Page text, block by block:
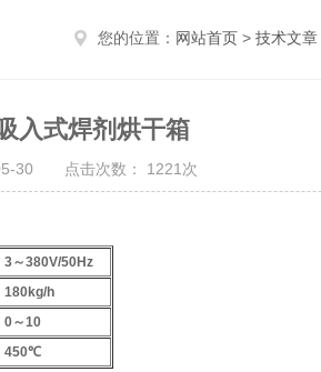
您的位置： 网站首页 > 技术文章
入式焊剂烘干箱
30 点击次数： 1221次
3～380V/50Hz
180kg/h
0～10
450℃